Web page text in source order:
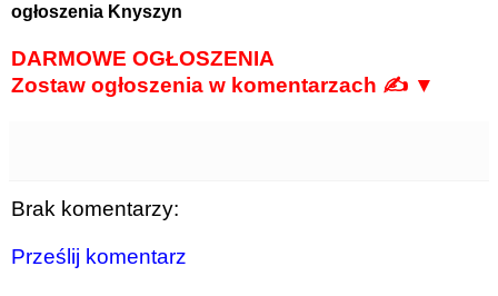
ogłoszenia Knyszyn
DARMOWE OGŁOSZENIA
Zostaw ogłoszenia w komentarzach ✍ ▼
Brak komentarzy:
Prześlij komentarz